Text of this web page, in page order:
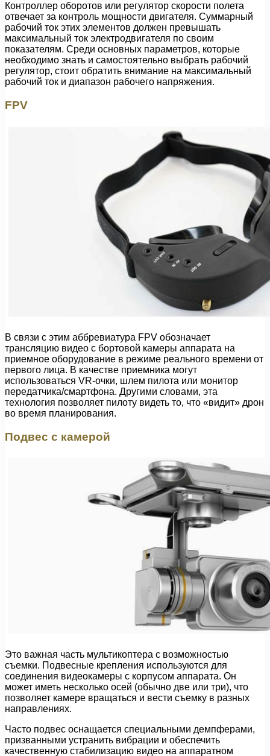
Контроллер оборотов или регулятор скорости полета
отвечает за контроль мощности двигателя. Суммарный
рабочий ток этих элементов должен превышать
максимальный ток электродвигателя по своим
показателям. Среди основных параметров, которые
необходимо знать и самостоятельно выбрать рабочий
регулятор, стоит обратить внимание на максимальный
рабочий ток и диапазон рабочего напряжения.
FPV
В связи с этим аббревиатура FPV обозначает
трансляцию видео с бортовой камеры аппарата на
приемное оборудование в режиме реального времени от
первого лица. В качестве приемника могут
использоваться VR-очки, шлем пилота или монитор
передатчика/смартфона. Другими словами, эта
технология позволяет пилоту видеть то, что «видит» дрон
во время планирования.
Подвес с камерой
Это важная часть мультикоптера с возможностью
съемки. Подвесные крепления используются для
соединения видеокамеры с корпусом аппарата. Он
может иметь несколько осей (обычно две или три), что
позволяет камере вращаться и вести съемку в разных
направлениях.
Часто подвес оснащается специальными демпферами,
призванными устранить вибрации и обеспечить
качественную стабилизацию видео на аппаратном